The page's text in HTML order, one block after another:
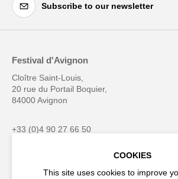
Subscribe to our newsletter
Festival d'Avignon
Cloître Saint-Louis,
20 rue du Portail Boquier,
84000 Avignon
+33 (0)4 90 27 66 50
COOKIES
This site uses cookies to improve